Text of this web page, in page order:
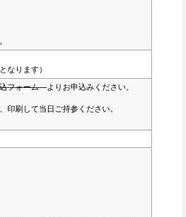
なります）
込フォームよりお申込みください。
印刷して当日ご持参ください。